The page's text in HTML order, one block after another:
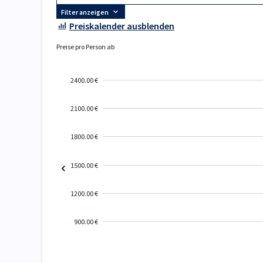
Filter anzeigen
Preiskalender ausblenden
Preise pro Person ab
2400.00 €
2100.00 €
1800.00 €
1500.00 €
1200.00 €
900.00 €